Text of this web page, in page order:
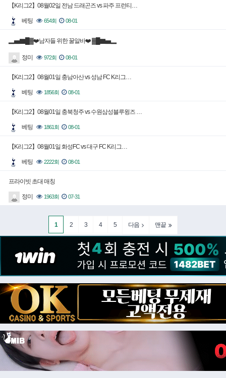
【K리그2】08월02일 전남 드래곤즈 vs 파주 프런티…
베팅 654회 08-01
▂▅▇█▓❤️남자들 위한 꿀알바❤️ ▓█▇▅▂
정미 972회 08-01
【K리그2】08월01일 충남아산 vs 성남 FC K리그…
베팅 1856회 08-01
【K리그2】08월01일 충북청주 vs 수원삼성블루윙즈 …
베팅 1861회 08-01
【K리그2】08월01일 화성FC vs 대구 FC K리그…
베팅 2222회 08-01
프라이빗 초대 매칭
정미 1963회 07-31
1 2 3 4 5 다음 맨끝